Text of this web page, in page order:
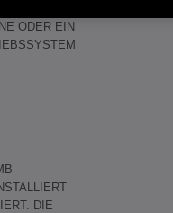
ODER EIN
DIE